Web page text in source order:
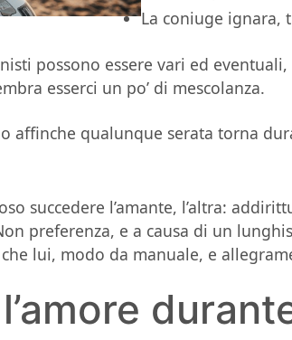
La coniuge ignara,
possono essere vari ed
esserci un po’ di mescolanza.
affinche qualunque serata torna
succedere l’amante, l’altra:
preferenza, e a causa di un
lui, modo da manuale, e